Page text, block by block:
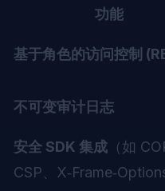
功能
基于角色的访问控制
不可变审计日志
安全 SDK 集成 （如
CSP、X‑Frame‑Options